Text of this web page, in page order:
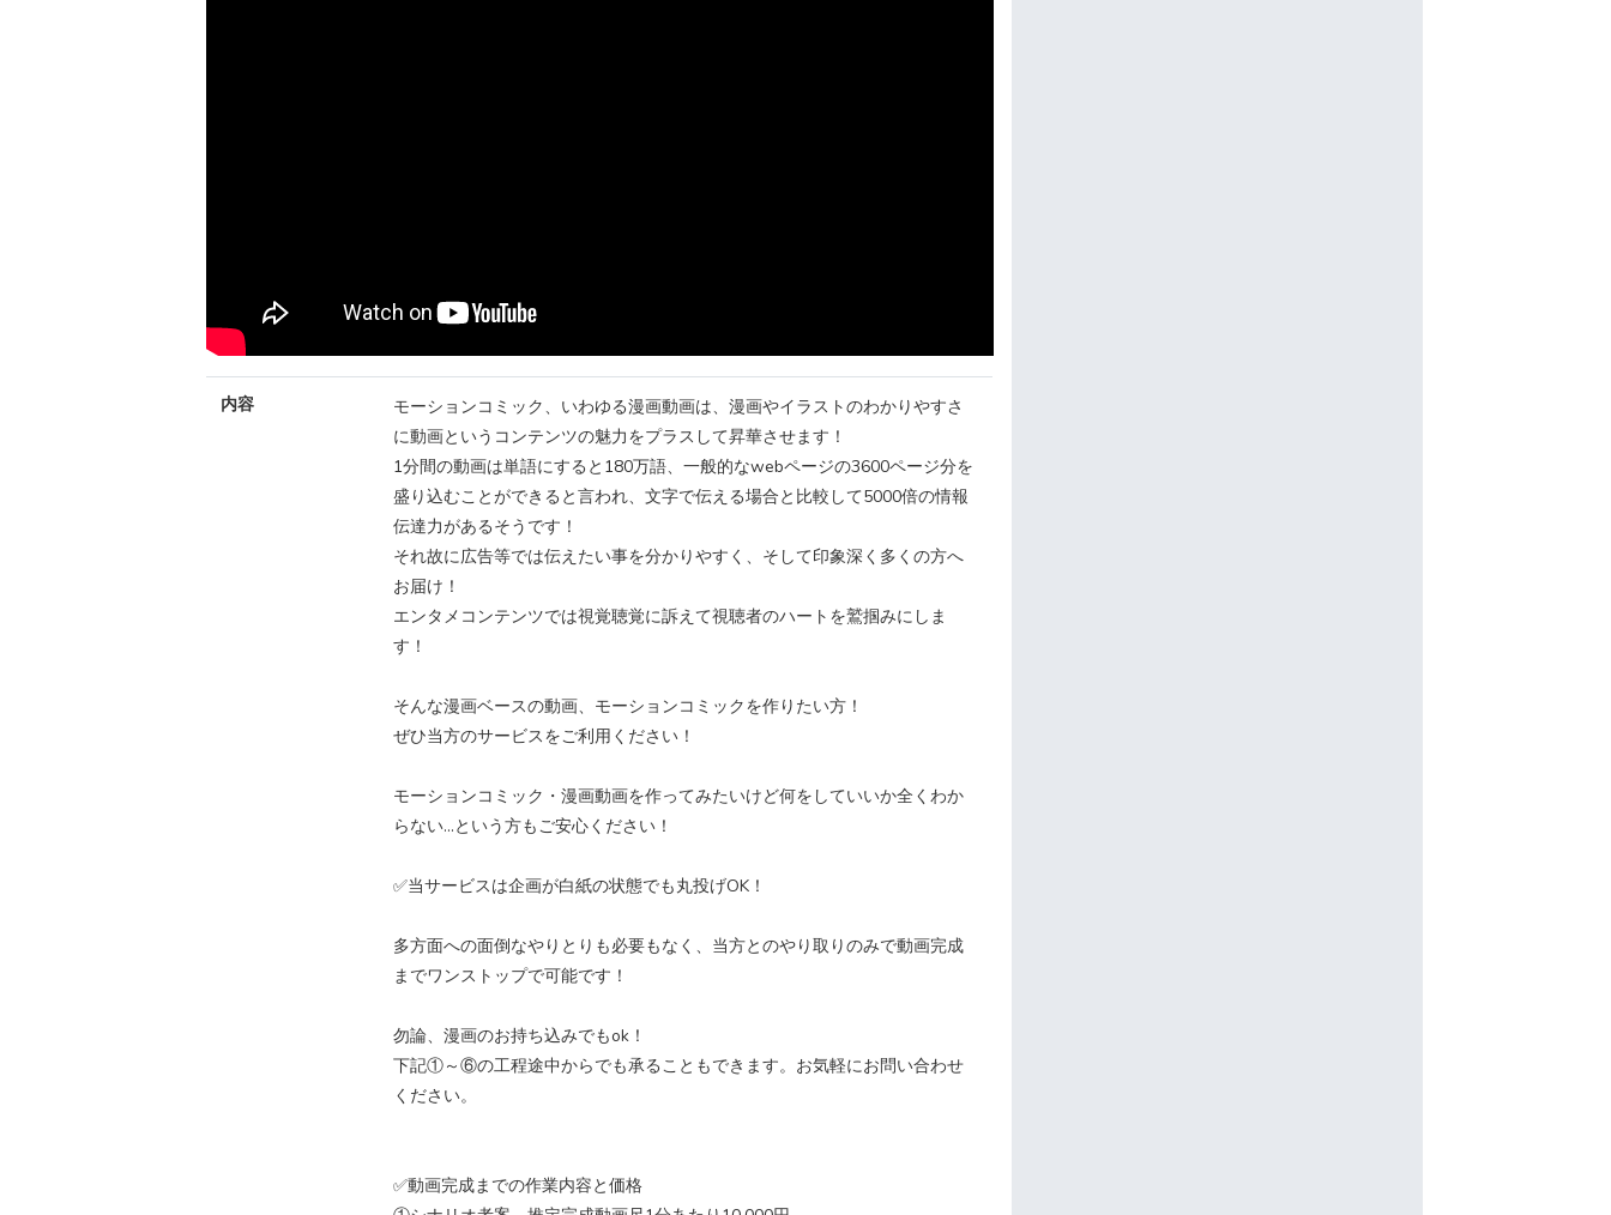
内容
モーションコミック、いわゆる漫画動画は、漫画やイラストのわかりやすさ
に動画というコンテンツの魅力をプラスして昇華させます！
1分間の動画は単語にすると180万語、一般的なwebページの3600ページ分を
盛り込むことができると言われ、文字で伝える場合と比較して5000倍の情報
伝達力があるそうです！
それ故に広告等では伝えたい事を分かりやすく、そして印象深く多くの方へ
お届け！
エンタメコンテンツでは視覚聴覚に訴えて視聴者のハートを鷲掴みにしま
す！
そんな漫画ベースの動画、モーションコミックを作りたい方！
ぜひ当方のサービスをご利用ください！
モーションコミック・漫画動画を作ってみたいけど何をしていいか全くわか
らない…という方もご安心ください！
✅当サービスは企画が白紙の状態でも丸投げOK！
多方面への面倒なやりとりも必要もなく、当方とのやり取りのみで動画完成
までワンストップで可能です！
勿論、漫画のお持ち込みでもok！
下記①～⑥の工程途中からでも承ることもできます。お気軽にお問い合わせ
ください。
✅動画完成までの作業内容と価格